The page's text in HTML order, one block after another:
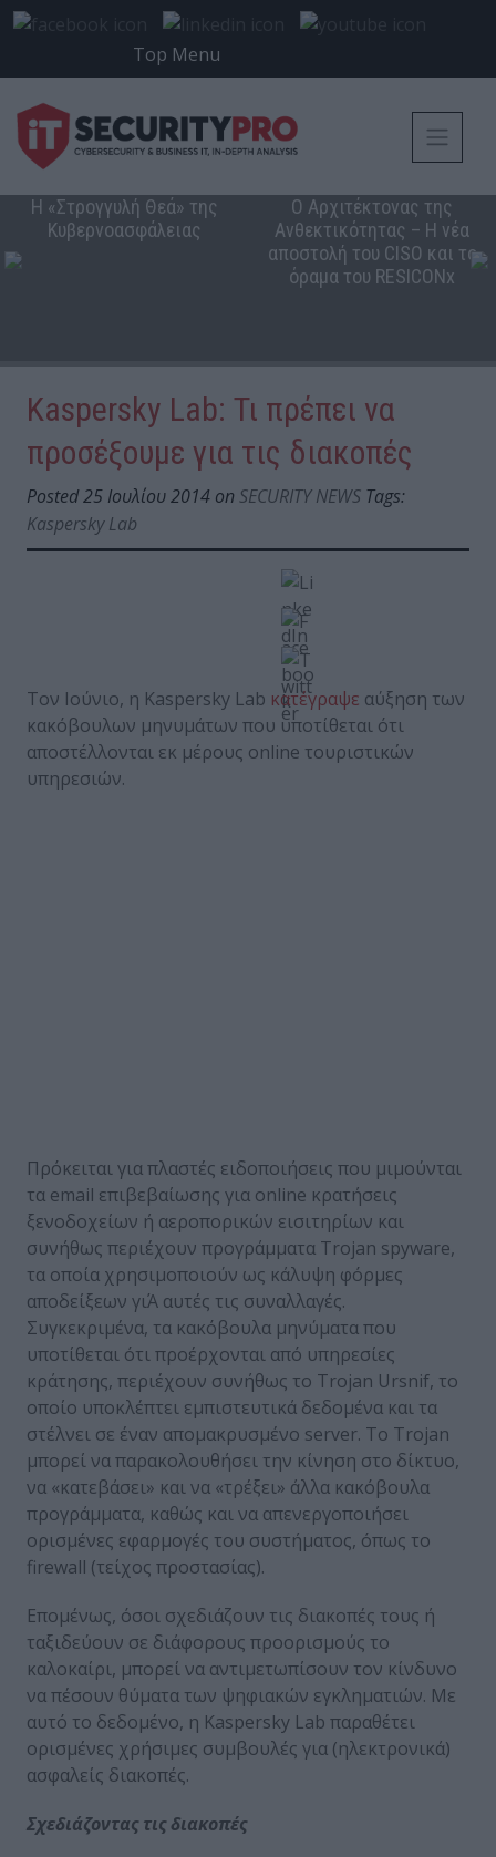
Top Menu
Η «Στρογγυλή Θεά» της
Κυβερνοασφάλειας
Ο Αρχιτέκτονας της
Ανθεκτικότητας – Η νέα
αποστολή του CISO και το
όραμα του RESICONx
Kaspersky Lab: Τι πρέπει να
προσέξουμε για τις διακοπές
Posted 25 Ιουλίου 2014 on SECURITY NEWS Tags:
Kaspersky Lab
Τον Ιούνιο, η Kaspersky Lab κατέγραψε αύξηση των
κακόβουλων μηνυμάτων που υποτίθεται ότι
αποστέλλονται εκ μέρους online τουριστικών
υπηρεσιών.
Πρόκειται για πλαστές ειδοποιήσεις που μιμούνται
τα email επιβεβαίωσης για online κρατήσεις
ξενοδοχείων ή αεροπορικών εισιτηρίων και
συνήθως περιέχουν προγράμματα Trojan spyware,
τα οποία χρησιμοποιούν ως κάλυψη φόρμες
αποδείξεων γιΆ αυτές τις συναλλαγές.
Συγκεκριμένα, τα κακόβουλα μηνύματα που
υποτίθεται ότι προέρχονται από υπηρεσίες
κράτησης, περιέχουν συνήθως το Trojan Ursnif, το
οποίο υποκλέπτει εμπιστευτικά δεδομένα και τα
στέλνει σε έναν απομακρυσμένο server. Το Trojan
μπορεί να παρακολουθήσει την κίνηση στο δίκτυο,
να «κατεβάσει» και να «τρέξει» άλλα κακόβουλα
προγράμματα, καθώς και να απενεργοποιήσει
ορισμένες εφαρμογές του συστήματος, όπως το
firewall (τείχος προστασίας).
Επομένως, όσοι σχεδιάζουν τις διακοπές τους ή
ταξιδεύουν σε διάφορους προορισμούς το
καλοκαίρι, μπορεί να αντιμετωπίσουν τον κίνδυνο
να πέσουν θύματα των ψηφιακών εγκληματιών. Με
αυτό το δεδομένο, η Kaspersky Lab παραθέτει
ορισμένες χρήσιμες συμβουλές για (ηλεκτρονικά)
ασφαλείς διακοπές.
Σχεδιάζοντας τις διακοπές